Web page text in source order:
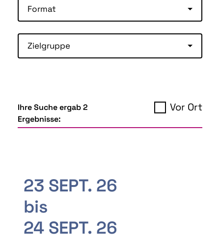
Format
Zielgruppe
Ihre Suche ergab 2
Ergebnisse:
Vor Ort
23 SEPT. 26
bis
24 SEPT. 26